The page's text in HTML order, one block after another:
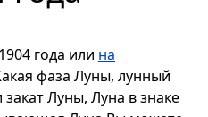
года или на
фаза Луны, лунный
Луны, Луна в знаке